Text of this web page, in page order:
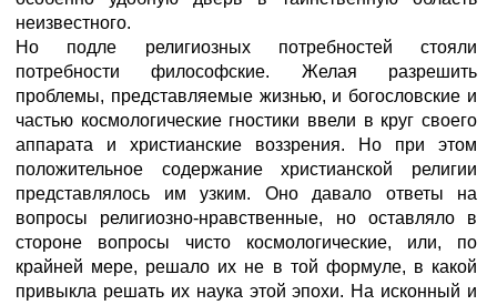
неизвестного.
Но подле религиозных потребностей стояли
потребности философские. Желая разрешить
проблемы, представляемые жизнью, и богословские и
частью космологические гностики ввели в круг своего
аппарата и христианские воззрения. Но при этом
положительное содержание христианской религии
представлялось им узким. Оно давало ответы на
вопросы религиозно-нравственные, но оставляло в
стороне вопросы чисто космологические, или, по
крайней мере, решало их не в той формуле, в какой
привыкла решать их наука этой эпохи. На исконный и